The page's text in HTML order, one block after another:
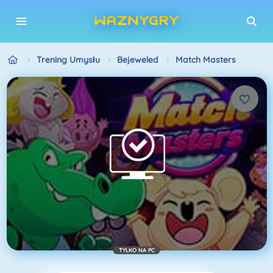
Trening Umysłu Bejeweled Match Masters
TYLKO NA PC